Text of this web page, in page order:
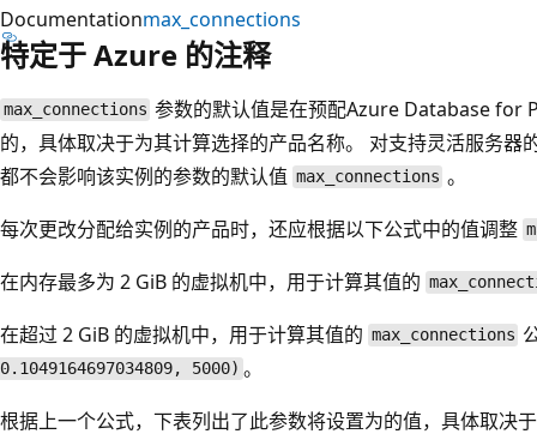
Documentationmax_connections
特定于 Azure 的注释
max_connections 参数的默认值是在预配Azure Database for
的，具体取决于为其计算选择的产品名称。 对支持灵活服务器
都不会影响该实例的参数的默认值 max_connections 。
每次更改分配给实例的产品时，还应根据以下公式中的值调整
在内存最多为 2 GiB 的虚拟机中，用于计算其值的
在超过 2 GiB 的虚拟机中，用于计算其值的 max_connections
0.1049164697034809, 5000) 。
根据上一个公式，下表列出了此参数将设置为的值，具体取决